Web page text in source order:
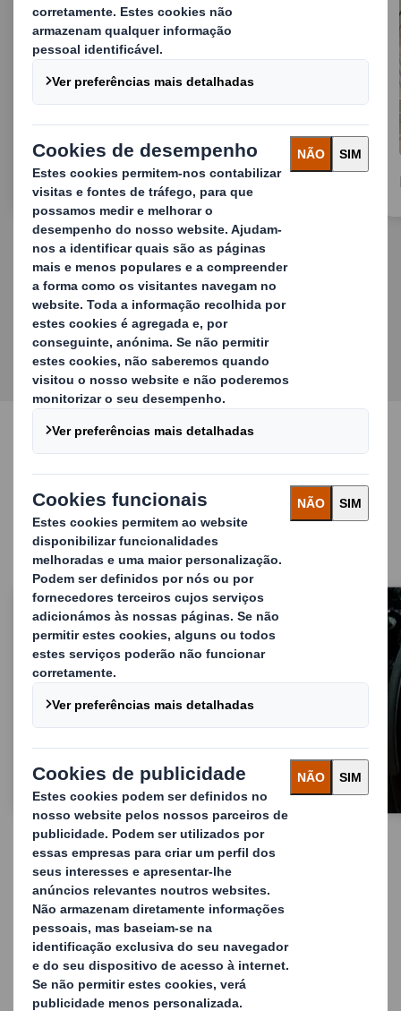
Reciclagem de Cartão
DESCUBRA NOSSOS SERVIÇOS
Soluções por setor
Feito sob medida para o seu negócio
Gestão de resíduos no setor público
Notícias e Opiniões